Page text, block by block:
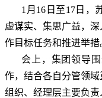
1月16日至17日，
虚谋实、集思广益，
作目标任务和推进举措
会上，集团领导
作，结合各自分管领
组织、经理层主要负